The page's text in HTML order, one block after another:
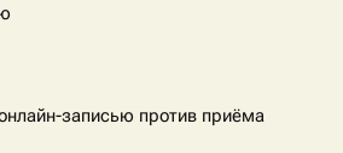
записью против приёма